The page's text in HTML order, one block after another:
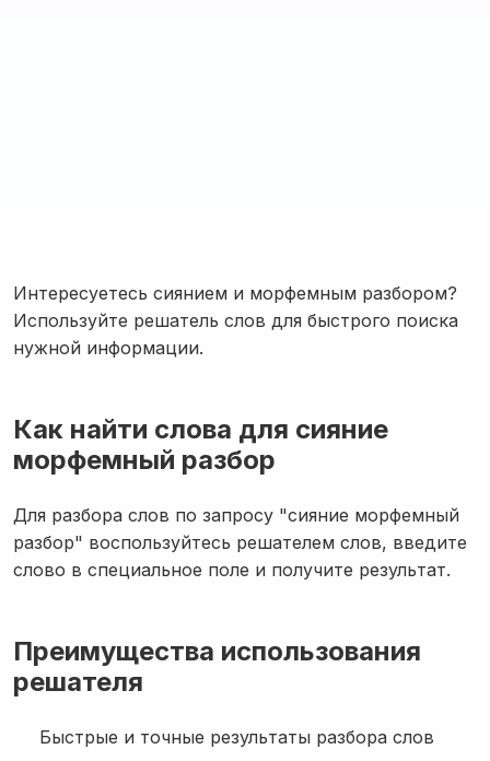
Интересуетесь сиянием и морфемным разбором?
Используйте решатель слов для быстрого поиска
нужной информации.
Как найти слова для сияние
морфемный разбор
Для разбора слов по запросу "сияние морфемный
разбор" воспользуйтесь решателем слов, введите
слово в специальное поле и получите результат.
Преимущества использования
решателя
Быстрые и точные результаты разбора слов